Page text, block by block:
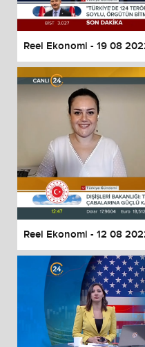
Reel Ekonomi - 19 08
Reel Ekonomi - 12 08